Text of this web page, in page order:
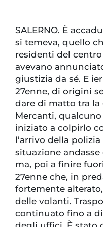
SALERNO. È
si temeva, quello
residenti del
avevano
giustizia da sé. E
27enne, di origini
dare di matto tra la
Mercanti, qualcuno
iniziato a colpirlo
l’arrivo della
situazione
ma, poi a finire
27enne che, in
fortemente
delle volanti.
continuato fino a